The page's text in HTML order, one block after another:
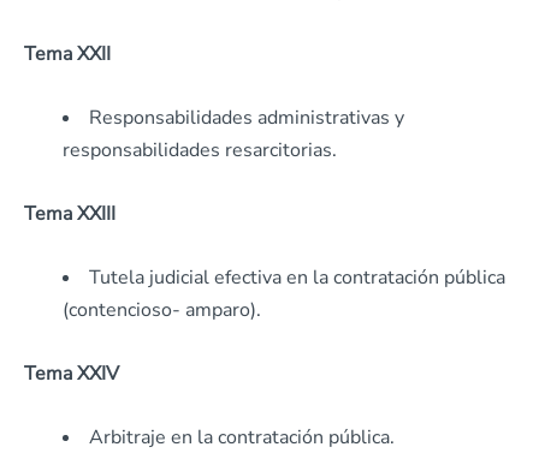
Tema XXII
Responsabilidades administrativas y
responsabilidades resarcitorias.
Tema XXIII
Tutela judicial efectiva en la contratación pública
(contencioso- amparo).
Tema XXIV
Arbitraje en la contratación pública.